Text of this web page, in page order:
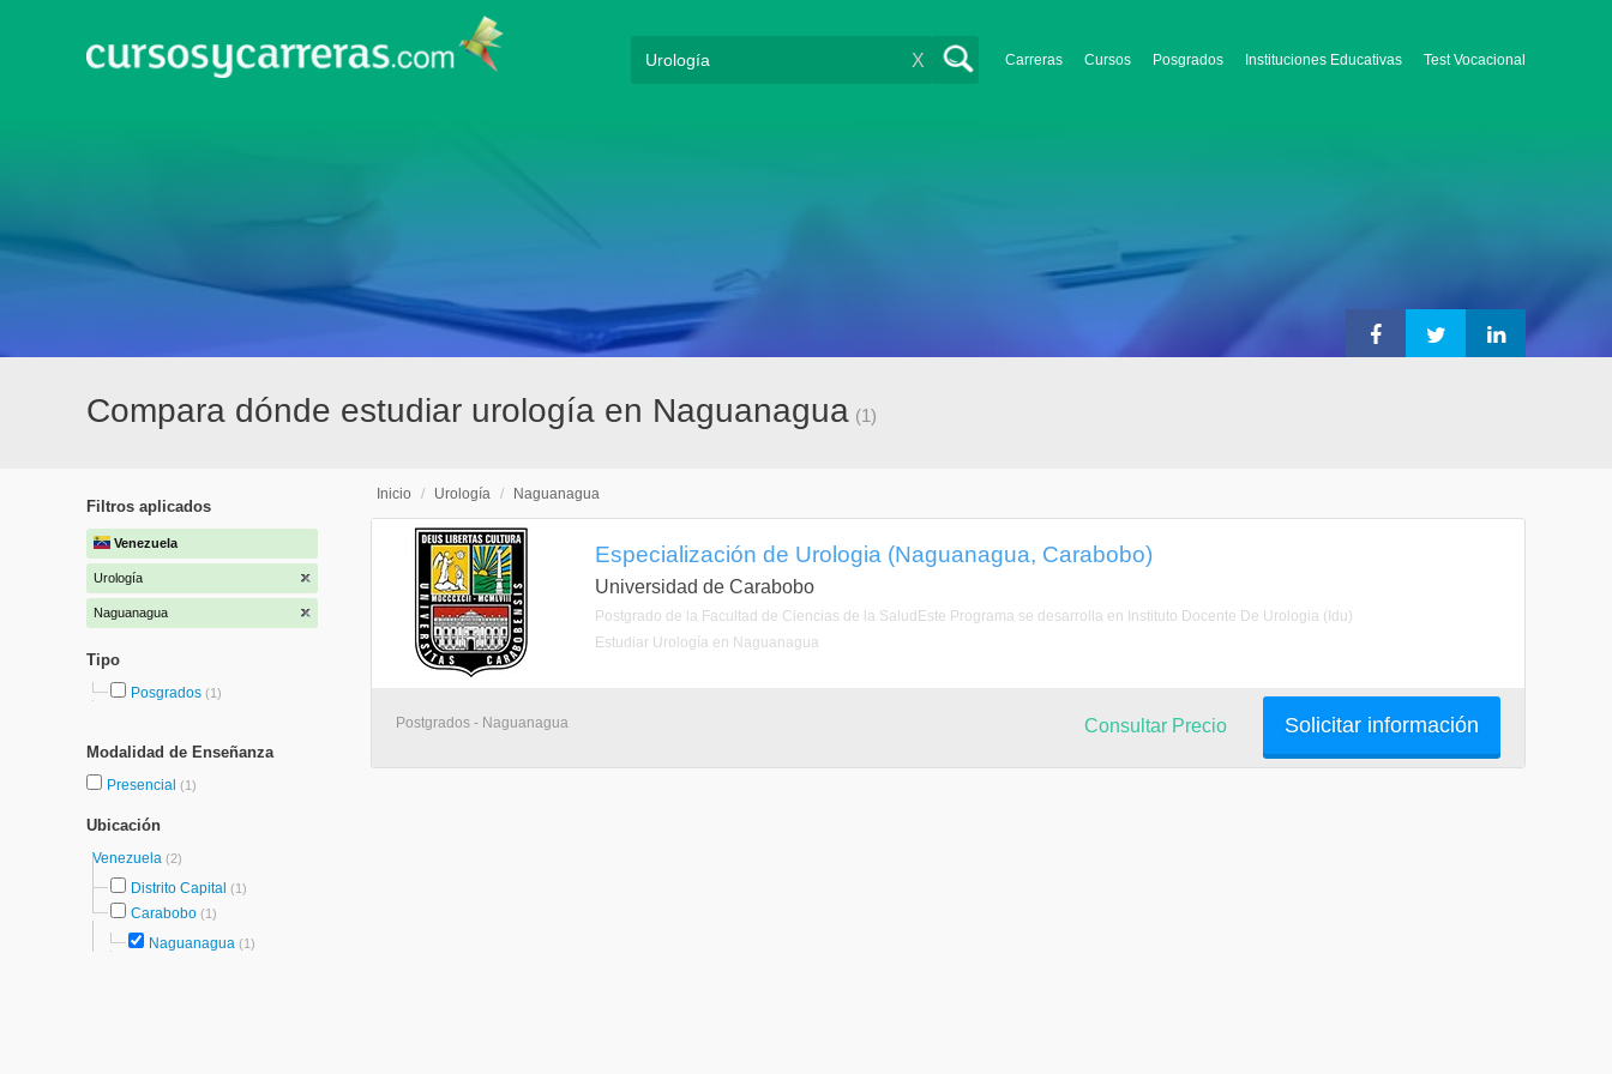
Carreras Cursos Posgrados Instituciones Educativas Test Vocacional
X
Compara dónde estudiar urología en Naguanagua (1)
Filtros aplicados
Venezuela
Urología
Naguanagua
Tipo
Posgrados (1)
Modalidad de Enseñanza
Presencial (1)
Ubicación
Venezuela (2)
Distrito Capital (1)
Carabobo (1)
Naguanagua (1)
Inicio / Urología / Naguanagua
Especialización de Urologia (Naguanagua, Carabobo)
Universidad de Carabobo
Postgrado de la Facultad de Ciencias de la SaludEste Programa se desarrolla en Instituto Docente De Urologia (Idu)
Estudiar Urología en Naguanagua
Postgrados - Naguanagua Solicitar información
Consultar Precio